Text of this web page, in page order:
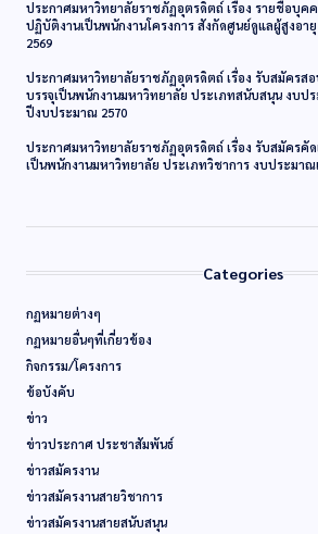
ประกาศมหาวิทยาลัยราชภัฏอุตรดิตถ์ เรื่อง รายชื่อบุค
ปฏิบัติงานเป็นพนักงานโครงการ สังกัดศูนย์ดูแลผู้สูงอา
2569
ประกาศมหาวิทยาลัยราชภัฏอุตรดิตถ์ เรื่อง รับสมัครส
บรรจุเป็นพนักงานมหาวิทยาลัย ประเภทสนับสนุน งบป
ปีงบประมาณ 2570
ประกาศมหาวิทยาลัยราชภัฏอุตรดิตถ์ เรื่อง รับสมัครคั
เป็นพนักงานมหาวิทยาลัย ประเภทวิชาการ งบประมา
Categories
กฏหมายต่างๆ
กฏหมายอื่นๆที่เกี่ยวข้อง
กิจกรรม/โครงการ
ข้อบังคับ
ข่าว
ข่าวประกาศ ประชาสัมพันธ์
ข่าวสมัครงาน
ข่าวสมัครงานสายวิชาการ
ข่าวสมัครงานสายสนับสนุน